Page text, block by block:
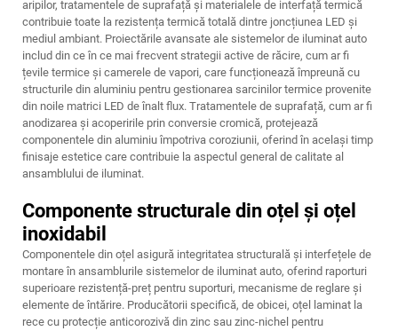
aripilor, tratamentele de suprafață și materialele de interfață termică
contribuie toate la rezistența termică totală dintre joncțiunea LED și
mediul ambiant. Proiectările avansate ale sistemelor de iluminat auto
includ din ce în ce mai frecvent strategii active de răcire, cum ar fi
țevile termice și camerele de vapori, care funcționează împreună cu
structurile din aluminiu pentru gestionarea sarcinilor termice provenite
din noile matrici LED de înalt flux. Tratamentele de suprafață, cum ar fi
anodizarea și acoperirile prin conversie cromică, protejează
componentele din aluminiu împotriva coroziunii, oferind în același timp
finisaje estetice care contribuie la aspectul general de calitate al
ansamblului de iluminat.
Componente structurale din oțel și oțel
inoxidabil
Componentele din oțel asigură integritatea structurală și interfețele de
montare în ansamblurile sistemelor de iluminat auto, oferind raporturi
superioare rezistență-preț pentru suporturi, mecanisme de reglare și
elemente de întărire. Producătorii specifică, de obicei, oțel laminat la
rece cu protecție anticorozivă din zinc sau zinc-nichel pentru